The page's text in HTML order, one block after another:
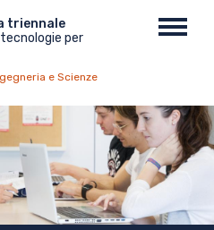
triennale
per
e Scienze